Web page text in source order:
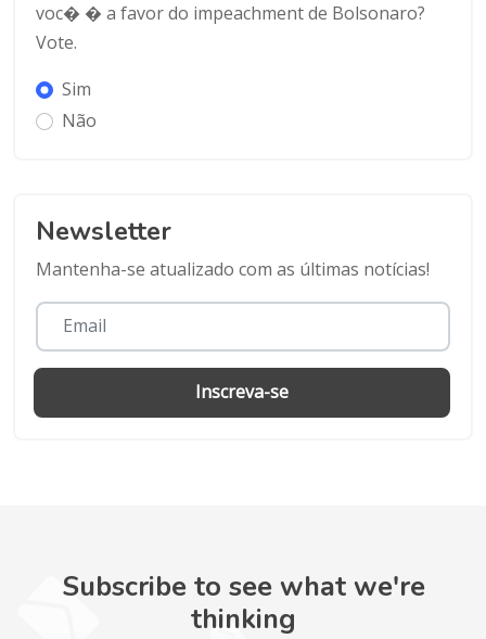
voc� � a favor do impeachment de Bolsonaro?
Vote.
Sim
Não
Newsletter
Mantenha-se atualizado com as últimas notícias!
Inscreva-se
Subscribe to see what we're
thinking